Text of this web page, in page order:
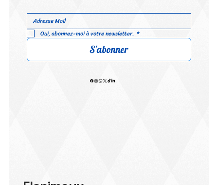
Oui, abonnez-moi à votre newsletter. *
S'abonner